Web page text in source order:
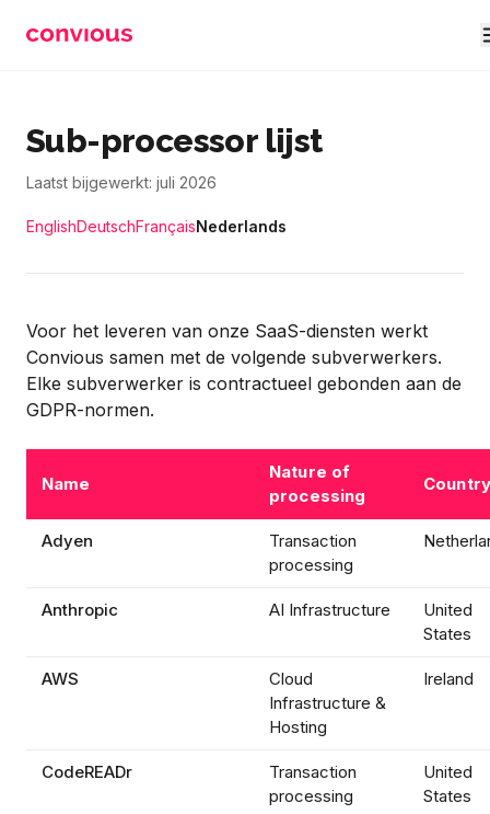
Sub-processor lijst
Laatst bijgewerkt: juli 2026
EnglishDeutschFrançaisNederlands
Voor het leveren van onze SaaS-diensten werkt
Convious samen met de volgende subverwerkers.
Elke subverwerker is contractueel gebonden aan de
GDPR-normen.
Name
Nature of
processing
Adyen
Transaction
processing
Anthropic AI Infrastructure
United
States
AWS
Cloud
Infrastructure &
Hosting
Ireland
CodeREADr
Transaction
processing
United
States